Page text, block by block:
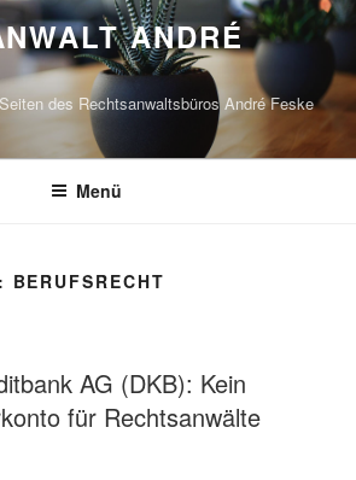
ANDRÉ
des Rechtsanwaltsbüros André Feske
Menü
BERUFSRECHT
AG (DKB): Kein
für Rechtsanwälte